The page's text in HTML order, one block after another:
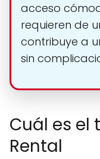
acceso
requieren de
contribuye a
sin
Cuál es el
Rental